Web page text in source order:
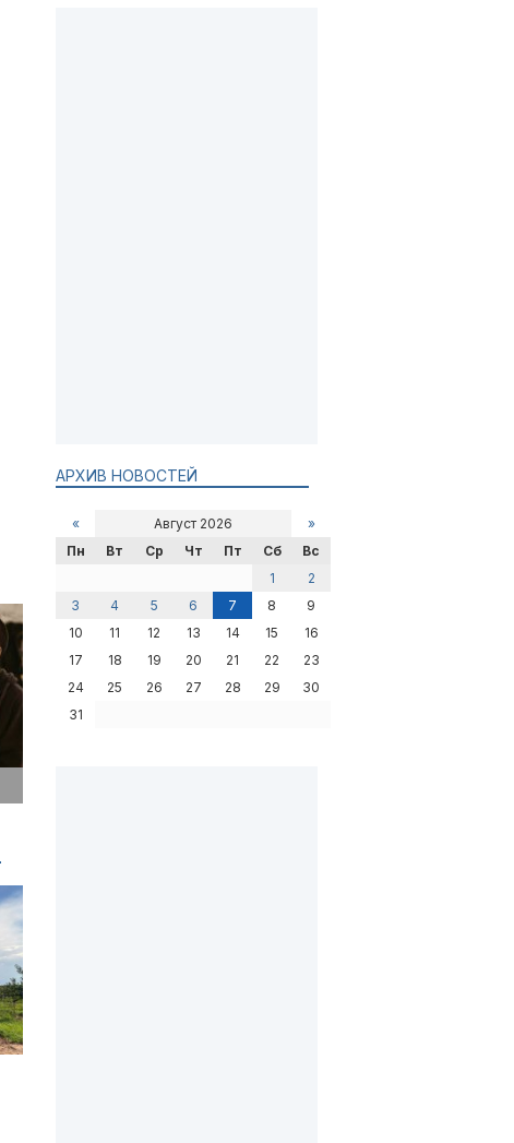
АРХИВ НОВОСТЕЙ
« Август 2026
»
Пн
Вт Ср Чт Пт Сб
Вс
1
2
3
4 5 6 7 8
9
10
11 12 13 14 15
16
17
18 19 20 21 22
23
24
25 26 27 28 29
30
31